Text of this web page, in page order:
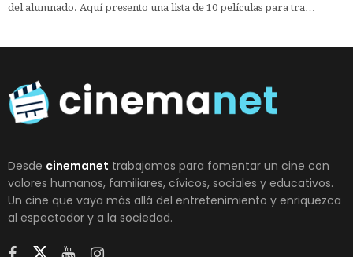
del alumnado. Aquí presento una lista de 10 películas para tra…
Desde cinemanet trabajamos para fomentar un cine con
valores humanos, familiares, cívicos, sociales y educativos.
Un cine que vaya más allá del entretenimiento y enriquezca
al espectador y a la sociedad.